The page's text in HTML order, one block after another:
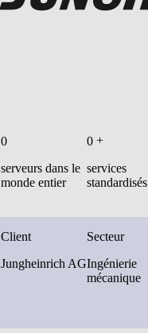
0
serveurs dans le
monde entier
0 +
services
standardisés
Client
Jungheinrich AG
Secteur
Ingénierie
mécanique